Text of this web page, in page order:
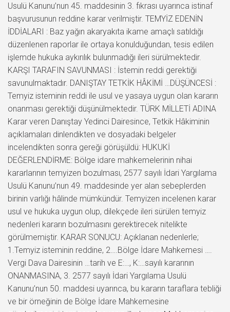
Usulü Kanunu’nun 45. maddesinin 3. fıkrası uyarınca istinaf
başvurusunun reddine karar verilmiştir. TEMYİZ EDENİN
İDDİALARI : Baz yağın akaryakıta ikame amaçlı satıldığı
düzenlenen raporlar ile ortaya konulduğundan, tesis edilen
işlemde hukuka aykırılık bulunmadığı ileri sürülmektedir.
KARŞI TARAFIN SAVUNMASI : İstemin reddi gerektiği
savunulmaktadır. DANIŞTAY TETKİK HÂKİMİ …DÜŞÜNCESİ :
Temyiz isteminin reddi ile usul ve yasaya uygun olan kararın
onanması gerektiği düşünülmektedir. TÜRK MİLLETİ ADINA
Karar veren Danıştay Yedinci Dairesince, Tetkik Hâkiminin
açıklamaları dinlendikten ve dosyadaki belgeler
incelendikten sonra gereği görüşüldü: HUKUKİ
DEĞERLENDİRME: Bölge idare mahkemelerinin nihai
kararlarının temyizen bozulması, 2577 sayılı İdari Yargılama
Usulü Kanunu’nun 49. maddesinde yer alan sebeplerden
birinin varlığı hâlinde mümkündür. Temyizen incelenen karar
usul ve hukuka uygun olup, dilekçede ileri sürülen temyiz
nedenleri kararın bozulmasını gerektirecek nitelikte
görülmemiştir. KARAR SONUCU: Açıklanan nedenlerle;
1.Temyiz isteminin reddine, 2….Bölge İdare Mahkemesi ….
Vergi Dava Dairesinin …tarih ve E:…, K:…sayılı kararının
ONANMASINA, 3. 2577 sayılı İdari Yargılama Usulü
Kanunu’nun 50. maddesi uyarınca, bu kararın taraflara tebliği
ve bir örneğinin de Bölge İdare Mahkemesine